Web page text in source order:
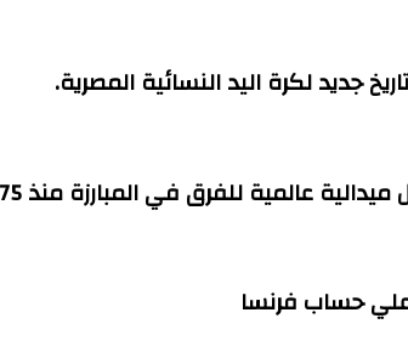
جديد لكرة اليد النسائية المصرية.
عالمية للفرق في المبارزة منذ 75 عامًا
علي حساب فرنسا